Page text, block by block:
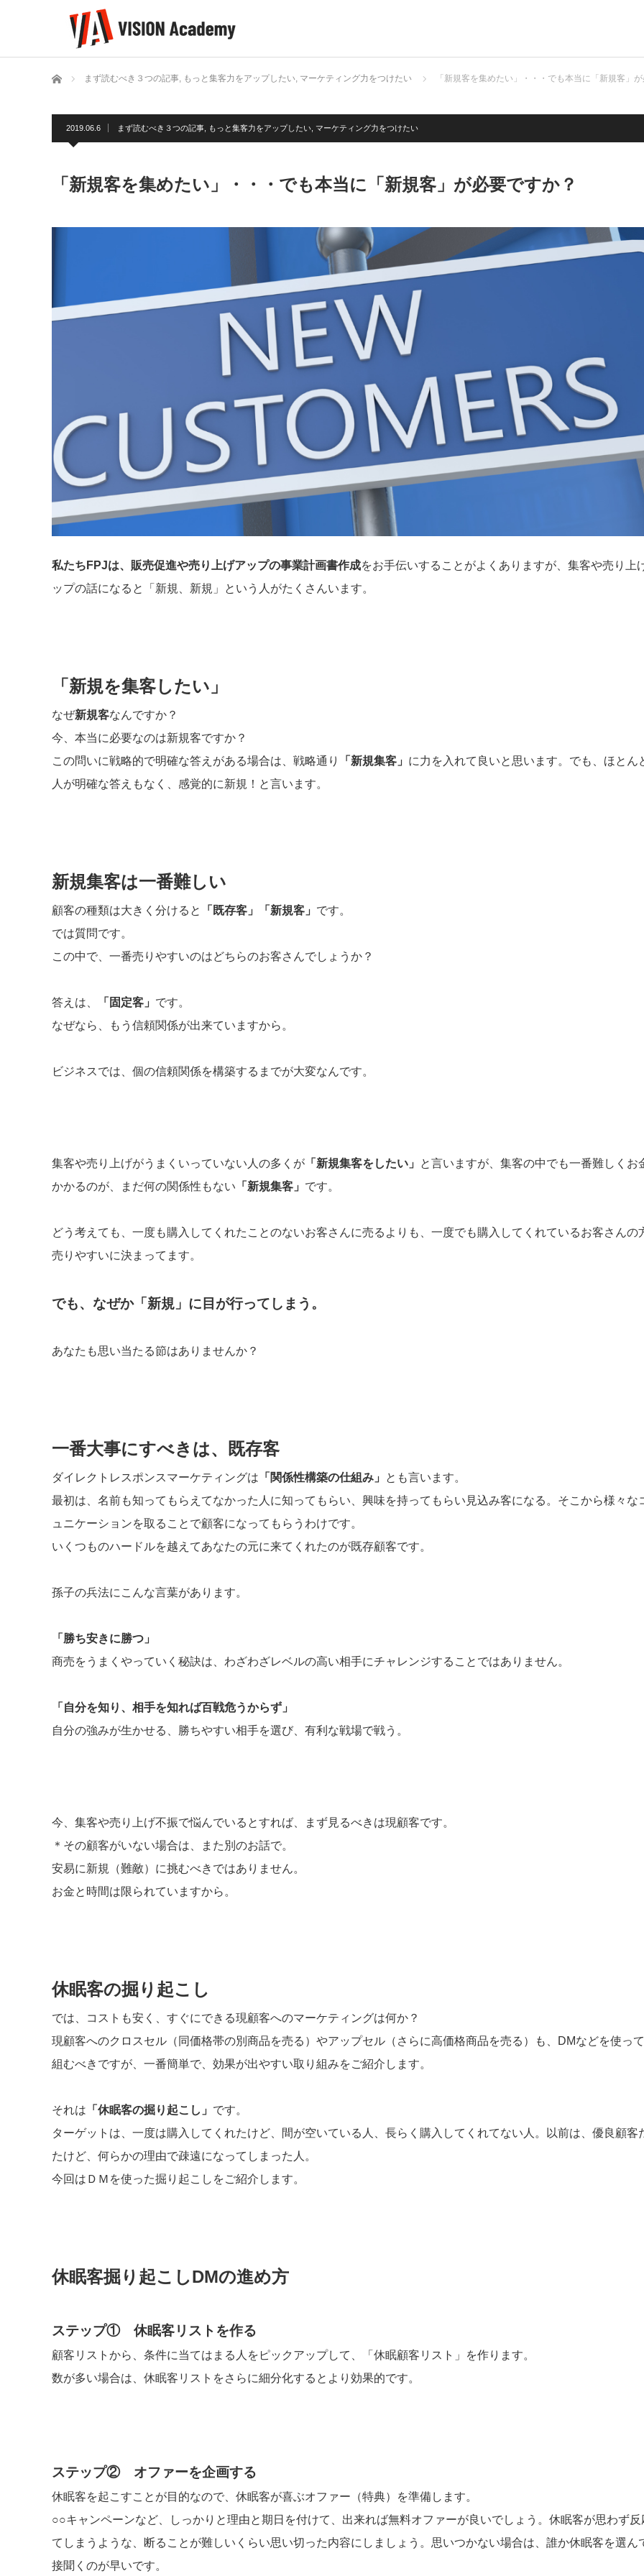
ホーム まず読むべき３つの記事, もっと集客力をアップしたい, マーケティング力をつけたい 「新規客を集めたい」・・・でも本当に「新規客」
2019.06.6 まず読むべき３つの記事 もっと集客力をアップしたい マーケティング力をつけたい
「新規客を集めたい」・・・でも本当に「新規客」が必要ですか？
私たちFPJは、販売促進や売り上げアップの事業計画書作成をお手伝いすることがよくありますが、集客や売り上
ップの話になると「新規、新規」という人がたくさんいます。
「新規を集客したい」
なぜ新規客なんですか？
今、本当に必要なのは新規客ですか？
この問いに戦略的で明確な答えがある場合は、戦略通り
「新規集客」 に力を入れて良いと思います。でも、ほとん
人が明確な答えもなく、感覚的に新規！と言います。
新規集客は一番難しい
顧客の種類は大きく分けると 「既存客」「新規客」 です。
では質問です。
この中で、一番売りやすいのはどちらのお客さんでしょうか？
答えは、 「固定客」 です。
なぜなら、もう信頼関係が出来ていますから。
ビジネスでは、個の信頼関係を構築するまでが大変なんです。
集客や売り上げがうまくいっていない人の多くが 「新規集客をしたい」
と言いますが、集客の中でも一番難しくお
かかるのが、まだ何の関係性もない 「新規集客」 です。
どう考えても、一度も購入してくれたことのないお客さんに売るよりも、一度でも購入してくれているお客さんの
売りやすいに決まってます。
でも、なぜか「新規」に目が行ってしまう。
あなたも思い当たる節はありませんか？
一番大事にすべきは、既存客
ダイレクトレスポンスマーケティングは 「関係性構築の仕組み」
とも言います。
最初は、名前も知ってもらえてなかった人に知ってもらい、興味を持ってもらい見込み客になる。そこから様々な
ュニケーションを取ることで顧客になってもらうわけです。
いくつものハードルを越えてあなたの元に来てくれたのが既存顧客です。
孫子の兵法にこんな言葉があります。
「勝ち安きに勝つ」
商売をうまくやっていく秘訣は、わざわざレベルの高い相手にチャレンジすることではありません。
「自分を知り、相手を知れば百戦危うからず」
自分の強みが生かせる、勝ちやすい相手を選び、有利な戦場で戦う。
今、集客や売り上げ不振で悩んでいるとすれば、まず見るべきは現顧客です。
＊その顧客がいない場合は、また別のお話で。
安易に新規（難敵）に挑むべきではありません。
お金と時間は限られていますから。
休眠客の掘り起こし
では、コストも安く、すぐにできる現顧客へのマーケティングは何か？
現顧客へのクロスセル（同価格帯の別商品を売る）やアップセル（さらに高価格商品を売る）も、DMなどを使っ
組むべきですが、一番簡単で、効果が出やすい取り組みをご紹介します。
それは 「休眠客の掘り起こし」 です。
ターゲットは、一度は購入してくれたけど、間が空いている人、長らく購入してくれてない人。以前は、優良顧客
たけど、何らかの理由で疎遠になってしまった人。
今回はＤＭを使った掘り起こしをご紹介します。
休眠客掘り起こしDMの進め方
ステップ① 休眠客リストを作る
顧客リストから、条件に当てはまる人をピックアップして、「休眠顧客リスト」を作ります。
数が多い場合は、休眠客リストをさらに細分化するとより効果的です。
ステップ② オファーを企画する
休眠客を起こすことが目的なので、休眠客が喜ぶオファー（特典）を準備します。
○○キャンペーンなど、しっかりと理由と期日を付けて、出来れば無料オファーが良いでしょう。休眠客が思わず反
てしまうような、断ることが難しいくらい思い切った内容にしましょう。思いつかない場合は、誰か休眠客を選ん
接聞くのが早いです。